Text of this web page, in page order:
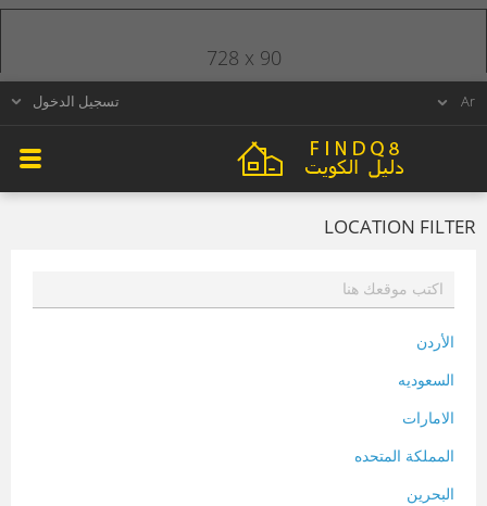
تسجيل الدخول
LOCATION FILTER
الأردن
السعوديه
الامارات
المملكة المتحده
البحرين
728 x 90